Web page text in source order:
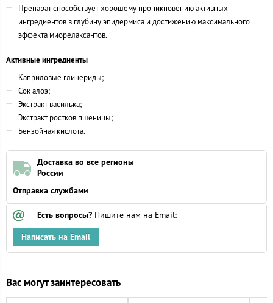
Препарат способствует хорошему проникновению активных
ингредиентов в глубину эпидермиса и достижению максимального
эффекта миорелаксантов.
Активные ингредиенты
Каприловые глицериды;
Сок алоэ;
Экстракт василька;
Экстракт ростков пшеницы;
Бензойная кислота.
Доставка во все регионы
России
Отправка службами
Есть вопросы? Пишите нам на Email:
Написать на Email
Вас могут заинтересовать